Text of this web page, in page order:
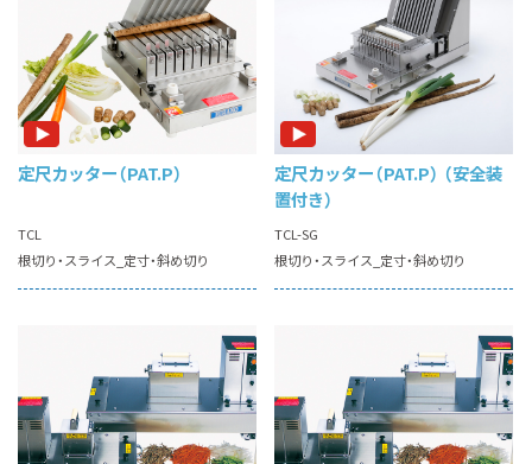
定尺カッター（PAT.P）
TCL
根切り スライス_定寸 斜め切り
定尺カッター（PAT.P） （安全装
置付き）
TCL-SG
根切り スライス_定寸 斜め切り